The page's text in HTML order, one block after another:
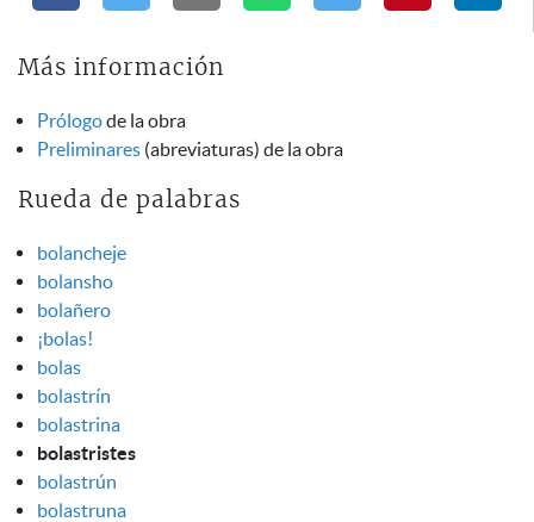
Más información
Prólogode la obra
Preliminares (abreviaturas) de la obra
Rueda de palabras
bolancheje
bolansho
bolañero
¡bolas!
bolas
bolastrín
bolastrina
bolastristes
bolastrún
bolastruna